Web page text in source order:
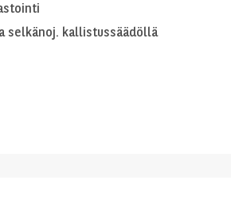
selkänoj. kallistussäädöllä